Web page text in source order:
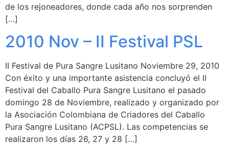
de los rejoneadores, donde cada año nos sorprenden
[…]
2010 Nov – II Festival PSL
II Festival de Pura Sangre Lusitano Noviembre 29, 2010
Con éxito y una importante asistencia concluyó el II
Festival del Caballo Pura Sangre Lusitano el pasado
domingo 28 de Noviembre, realizado y organizado por
la Asociación Colombiana de Criadores del Caballo
Pura Sangre Lusitano (ACPSL). Las competencias se
realizaron los días 26, 27 y 28 […]